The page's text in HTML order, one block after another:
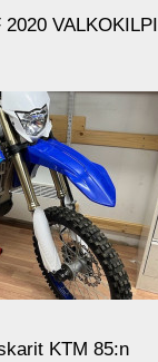
VALKOKILPI
KTM 85:n